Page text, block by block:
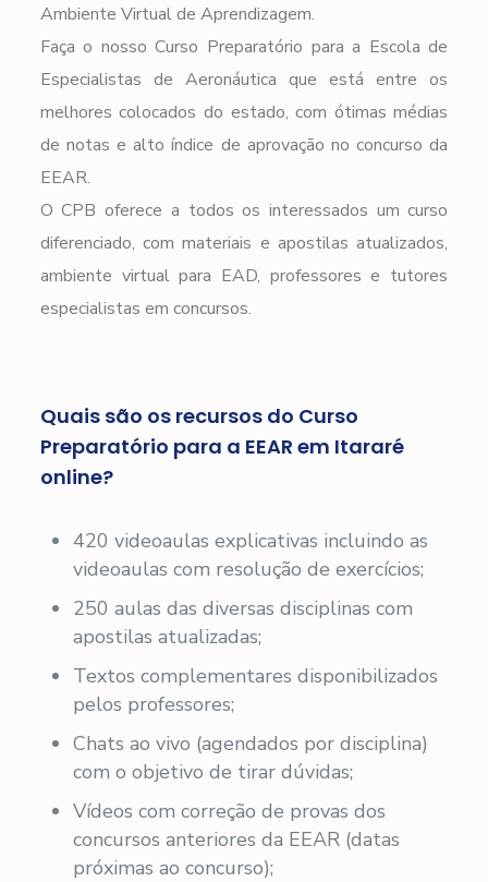
Ambiente Virtual de Aprendizagem.
Faça o nosso Curso Preparatório para a Escola de
Especialistas de Aeronáutica que está entre os
melhores colocados do estado, com ótimas médias
de notas e alto índice de aprovação no concurso da
EEAR.
O CPB oferece a todos os interessados um curso
diferenciado, com materiais e apostilas atualizados,
ambiente virtual para EAD, professores e tutores
especialistas em concursos.
Quais são os recursos do Curso
Preparatório para a EEAR em Itararé
online?
420 videoaulas explicativas incluindo as
videoaulas com resolução de exercícios;
250 aulas das diversas disciplinas com
apostilas atualizadas;
Textos complementares disponibilizados
pelos professores;
Chats ao vivo (agendados por disciplina)
com o objetivo de tirar dúvidas;
Vídeos com correção de provas dos
concursos anteriores da EEAR (datas
próximas ao concurso);